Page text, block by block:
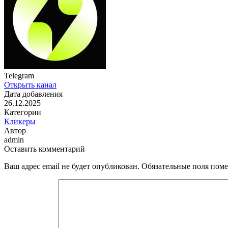
Telegram
Открыть канал
Дата добавления
26.12.2025
Категории
Кликеры
Автор
admin
Оставить комментарий
Ваш адрес email не будет опубликован. Обязательные поля